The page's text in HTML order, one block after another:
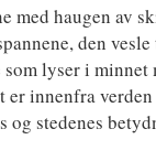
med haugen av
den
som lyser i minnet
innenfra
og stedenes